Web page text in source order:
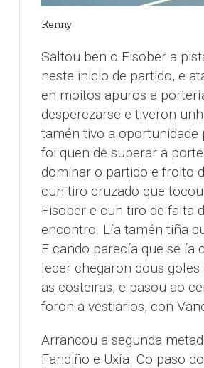
Kenny
Saltou ben o Fisober a
neste inicio de partido, e
en moitos apuros a
desperezarse e tiveron
tamén tivo a oportunidade
foi quen de superar a
dominar o partido e froito
cun tiro cruzado que
Fisober e cun tiro de falta
encontro. Lía tamén tiña
E cando parecía que se
lecer chegaron dous
as costeiras, e pasou ao
foron a vestiarios, con
Arrancou a segunda
Fandiño e Uxía. Co paso